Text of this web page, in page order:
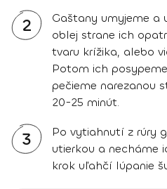
2
Gaštany umyjeme a
oblej strane ich
tvaru krížika, alebo
Potom ich
pečieme narezanou
20-25 minút.
3
Po vytiahnutí z rúry
utierkou a necháme
krok uľahčí lúpanie